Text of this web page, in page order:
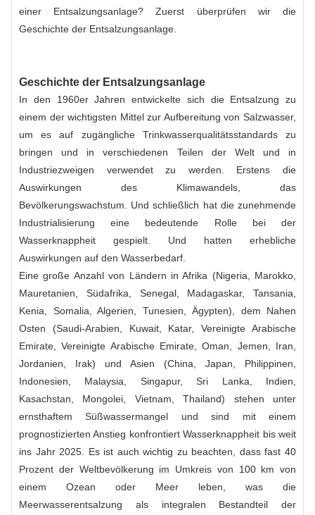
einer Entsalzungsanlage? Zuerst überprüfen wir die
Geschichte der Entsalzungsanlage.
Geschichte der Entsalzungsanlage
In den 1960er Jahren entwickelte sich die Entsalzung zu
einem der wichtigsten Mittel zur Aufbereitung von Salzwasser,
um es auf zugängliche Trinkwasserqualitätsstandards zu
bringen und in verschiedenen Teilen der Welt und in
Industriezweigen verwendet zu werden. Erstens die
Auswirkungen des Klimawandels, das
Bevölkerungswachstum. Und schließlich hat die zunehmende
Industrialisierung eine bedeutende Rolle bei der
Wasserknappheit gespielt. Und hatten erhebliche
Auswirkungen auf den Wasserbedarf.
Eine große Anzahl von Ländern in Afrika (Nigeria, Marokko,
Mauretanien, Südafrika, Senegal, Madagaskar, Tansania,
Kenia, Somalia, Algerien, Tunesien, Ägypten), dem Nahen
Osten (Saudi-Arabien, Kuwait, Katar, Vereinigte Arabische
Emirate, Vereinigte Arabische Emirate, Oman, Jemen, Iran,
Jordanien, Irak) und Asien (China, Japan, Philippinen,
Indonesien, Malaysia, Singapur, Sri Lanka, Indien,
Kasachstan, Mongolei, Vietnam, Thailand) stehen unter
ernsthaftem Süßwassermangel und sind mit einem
prognostizierten Anstieg konfrontiert Wasserknappheit bis weit
ins Jahr 2025. Es ist auch wichtig zu beachten, dass fast 40
Prozent der Weltbevölkerung im Umkreis von 100 km von
einem Ozean oder Meer leben, was die
Meerwasserentsalzung als integralen Bestandteil der